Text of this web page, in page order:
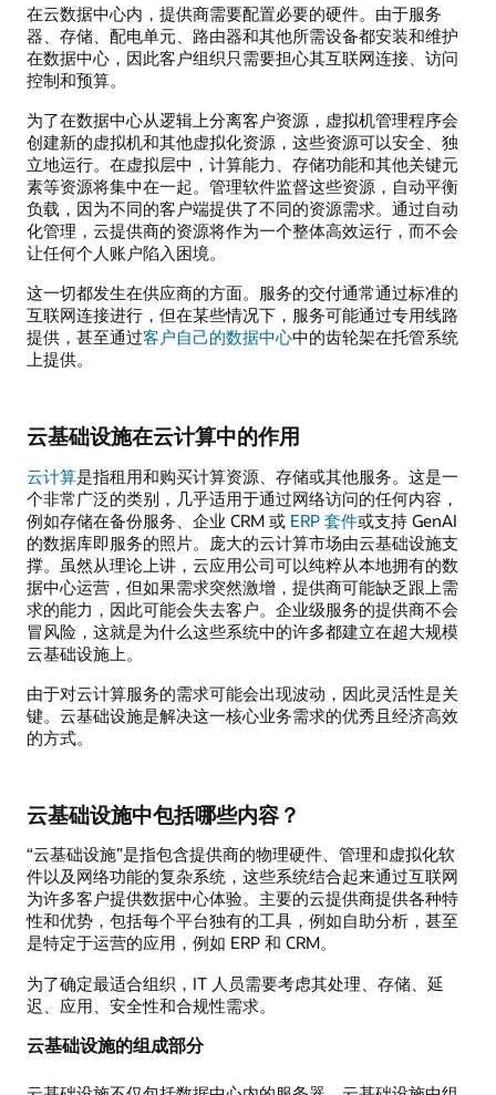
在云数据中心内，提供商需要配置必要的硬件。由于服务
器、存储、配电单元、路由器和其他所需设备都安装和维护
在数据中心，因此客户组织只需要担心其互联网连接、访问
控制和预算。
为了在数据中心从逻辑上分离客户资源，虚拟机管理程序会
创建新的虚拟机和其他虚拟化资源，这些资源可以安全、独
立地运行。在虚拟层中，计算能力、存储功能和其他关键元
素等资源将集中在一起。管理软件监督这些资源，自动平衡
负载，因为不同的客户端提供了不同的资源需求。通过自动
化管理，云提供商的资源将作为一个整体高效运行，而不会
让任何个人账户陷入困境。
这一切都发生在供应商的方面。服务的交付通常通过标准的
互联网连接进行，但在某些情况下，服务可能通过专用线路
提供，甚至通过客户自己的数据中心中的齿轮架在托管系统
上提供。
云基础设施在云计算中的作用
云计算是指租用和购买计算资源、存储或其他服务。这是一
个非常广泛的类别，几乎适用于通过网络访问的任何内容，
例如存储在备份服务、企业 CRM 或 ERP 套件或支持 GenAI
的数据库即服务的照片。庞大的云计算市场由云基础设施支
撑。虽然从理论上讲，云应用公司可以纯粹从本地拥有的数
据中心运营，但如果需求突然激增，提供商可能缺乏跟上需
求的能力，因此可能会失去客户。企业级服务的提供商不会
冒风险，这就是为什么这些系统中的许多都建立在超大规模
云基础设施上。
由于对云计算服务的需求可能会出现波动，因此灵活性是关
键。云基础设施是解决这一核心业务需求的优秀且经济高效
的方式。
云基础设施中包括哪些内容？
“云基础设施”是指包含提供商的物理硬件、管理和虚拟化软
件以及网络功能的复杂系统，这些系统结合起来通过互联网
为许多客户提供数据中心体验。主要的云提供商提供各种特
性和优势，包括每个平台独有的工具，例如自助分析，甚至
是特定于运营的应用，例如 ERP 和 CRM。
为了确定最适合组织，IT 人员需要考虑其处理、存储、延
迟、应用、安全性和合规性需求。
云基础设施的组成部分